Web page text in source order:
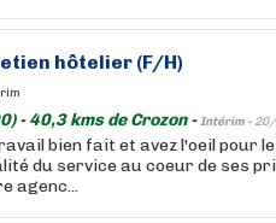
hôtelier (F/H)
- 40,3 kms de Crozon -Intérim -
bien fait et avez l'oeil pour
du service au coeur de ses
agenc...